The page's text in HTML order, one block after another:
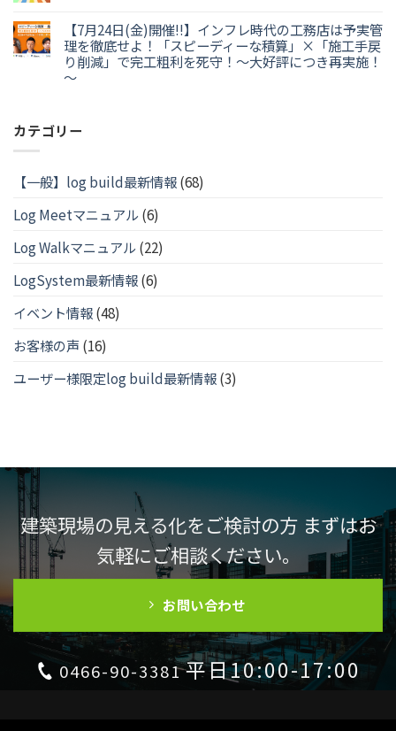
【7月24日(金)開催!!】インフレ時代の工務店は予実管
理を徹底せよ！「スピーディーな積算」×「施工手戻
り削減」で完工粗利を死守！～大好評につき再実施！
～
カテゴリー
【一般】log build最新情報(68)
Log Meetマニュアル(6)
Log Walkマニュアル(22)
LogSystem最新情報(6)
イベント情報(48)
お客様の声(16)
ユーザー様限定log build最新情報(3)
建築現場の見える化をご検討の方 まずはお
気軽にご相談ください。
お問い合わせ
0466-90-3381平日10:00-17:00